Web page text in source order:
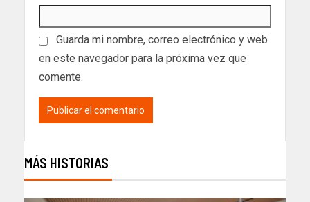
Guarda mi nombre, correo electrónico y web
en este navegador para la próxima vez que
comente.
MÁS HISTORIAS